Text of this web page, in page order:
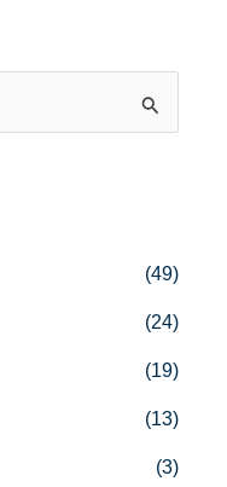
(49)
(24)
(19)
(13)
(3)